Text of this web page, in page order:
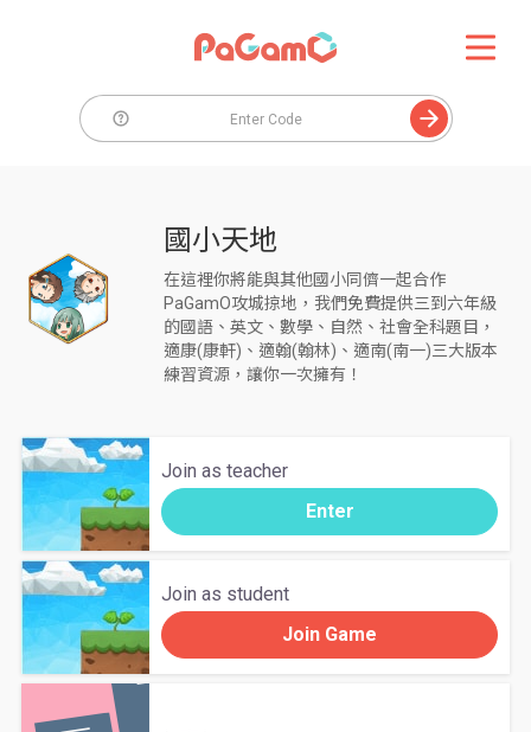
國小天地
在這裡你將能與其他國小同儕一起合作
PaGamO攻城掠地，我們免費提供三到六年級
的國語、英文、數學、自然、社會全科題目，
適康(康軒)、適翰(翰林)、適南(南一)三大版本
練習資源，讓你一次擁有！
Join as teacher
Enter
Join as student
Join Game